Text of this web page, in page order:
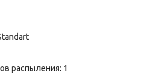
распыления: 1